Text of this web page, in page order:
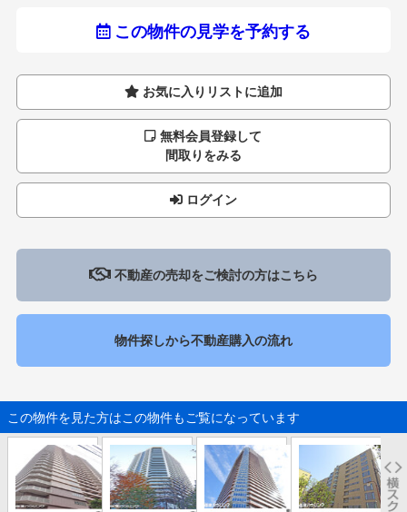
この物件の見学を予約する
お気に入りリストに追加
無料会員登録して
間取りをみる
ログイン
不動産の売却をご検討の方はこちら
物件探しから不動産購入の流れ
この物件を見た方はこの物件もご覧になっています